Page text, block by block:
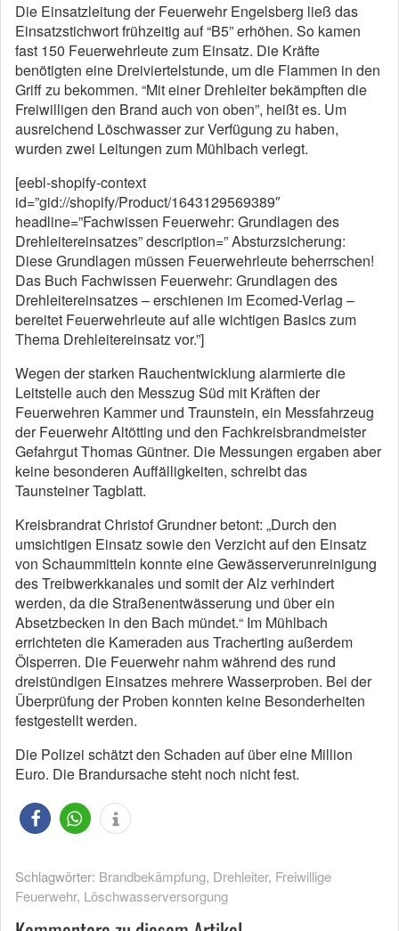
Die Einsatzleitung der Feuerwehr Engelsberg ließ das
Einsatzstichwort frühzeitig auf “B5” erhöhen. So kamen
fast 150 Feuerwehrleute zum Einsatz. Die Kräfte
benötigten eine Dreiviertelstunde, um die Flammen in den
Griff zu bekommen. “Mit einer Drehleiter bekämpften die
Freiwilligen den Brand auch von oben”, heißt es. Um
ausreichend Löschwasser zur Verfügung zu haben,
wurden zwei Leitungen zum Mühlbach verlegt.
[eebl-shopify-context
id=”gid://shopify/Product/1643129569389″
headline=”Fachwissen Feuerwehr: Grundlagen des
Drehleitereinsatzes” description=” Absturzsicherung:
Diese Grundlagen müssen Feuerwehrleute beherrschen!
Das Buch Fachwissen Feuerwehr: Grundlagen des
Drehleitereinsatzes – erschienen im Ecomed-Verlag –
bereitet Feuerwehrleute auf alle wichtigen Basics zum
Thema Drehleitereinsatz vor.”]
Wegen der starken Rauchentwicklung alarmierte die
Leitstelle auch den Messzug Süd mit Kräften der
Feuerwehren Kammer und Traunstein, ein Messfahrzeug
der Feuerwehr Altötting und den Fachkreisbrandmeister
Gefahrgut Thomas Güntner. Die Messungen ergaben aber
keine besonderen Auffälligkeiten, schreibt das
Taunsteiner Tagblatt.
Kreisbrandrat Christof Grundner betont: „Durch den
umsichtigen Einsatz sowie den Verzicht auf den Einsatz
von Schaummitteln konnte eine Gewässerverunreinigung
des Treibwerkkanales und somit der Alz verhindert
werden, da die Straßenentwässerung und über ein
Absetzbecken in den Bach mündet.“ Im Mühlbach
errichteten die Kameraden aus Tracherting außerdem
Ölsperren. Die Feuerwehr nahm während des rund
dreistündigen Einsatzes mehrere Wasserproben. Bei der
Überprüfung der Proben konnten keine Besonderheiten
festgestellt werden.
Die Polizei schätzt den Schaden auf über eine Million
Euro. Die Brandursache steht noch nicht fest.
Schlagwörter: Brandbekämpfung, Drehleiter, Freiwillige
Feuerwehr, Löschwasserversorgung